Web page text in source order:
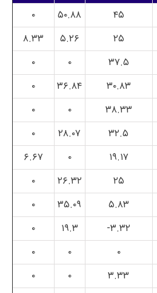
۴۵ ۵۰.۸۸
۰
۲۵ ۵.۲۶
۸.۳۳
۳۷.۵ ۰
۰
۳۰.۸۳ ۳۶.۸۴
۰
۳۸.۳۳ ۰
۰
۳۲.۵ ۲۸.۰۷
۰
۱۹.۱۷ ۰
۶.۶۷
۲۵ ۲۶.۳۲
۰
۵.۸۳ ۳۵.۰۹
۰
۳.۳۲- ۱۹.۳
۰
۰ ۰
۰
۳.۳۳ ۰
۰